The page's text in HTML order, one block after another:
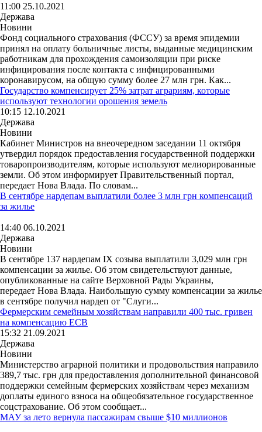
11:00 25.10.2021
Держава
Новини
Фонд социального страхования (ФССУ) за время эпидемии
принял на оплату больничные листы, выданные медицинским
работникам для прохождения самоизоляции при риске
инфицирования после контакта с инфицированными
коронавирусом, на общую сумму более 27 млн ​​грн. Как...
Государство компенсирует 25% затрат аграриям, которые
используют технологии орошения земель
10:15 12.10.2021
Держава
Новини
Кабинет Министров на внеочередном заседании 11 октября
утвердил порядок предоставления государственной поддержки
товаропроизводителям, которые используют мелиорированные
земли. Об этом информирует Правительственный портал,
передает Нова Влада. По словам...
В сентябре нардепам выплатили более 3 млн грн компенсаций
за жилье
14:40 06.10.2021
Держава
Новини
В сентябре 137 нардепам IX созыва выплатили 3,029 млн грн
компенсации за жилье. Об этом свидетельствуют данные,
опубликованные на сайте Верховной Рады Украины,
передает Нова Влада. Наибольшую сумму компенсации за жилье
в сентябре получил нардеп от "Слуги...
Фермерским семейным хозяйствам направили 400 тыс. гривен
на компенсацию ЕСВ
15:32 21.09.2021
Держава
Новини
Министерство аграрной политики и продовольствия направило
389,7 тыс. грн для предоставления дополнительной финансовой
поддержки семейным фермерских хозяйствам через механизм
доплаты единого взноса на общеобязательное государственное
соцстрахование. Об этом сообщает...
МАУ за лето вернула пассажирам свыше $10 миллионов